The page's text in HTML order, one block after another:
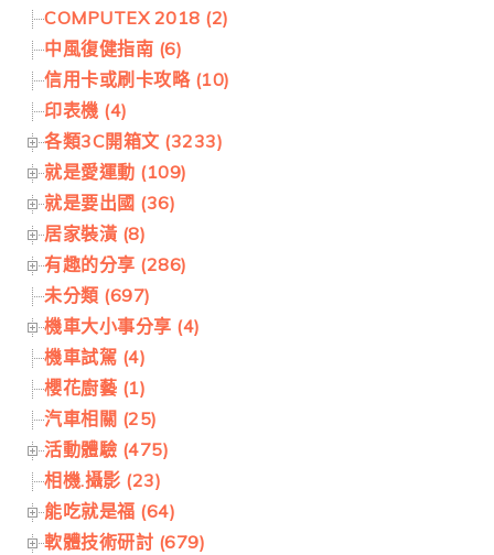
COMPUTEX 2018 (2)
中風復健指南 (6)
信用卡或刷卡攻略 (10)
印表機 (4)
各類3C開箱文 (3233)
就是愛運動 (109)
就是要出國 (36)
居家裝潢 (8)
有趣的分享 (286)
未分類 (697)
機車大小事分享 (4)
機車試駕 (4)
櫻花廚藝 (1)
汽車相關 (25)
活動體驗 (475)
相機.攝影 (23)
能吃就是福 (64)
軟體技術研討 (679)